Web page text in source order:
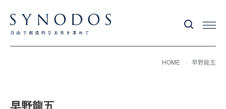
HOME 早野龍五
早野龍五